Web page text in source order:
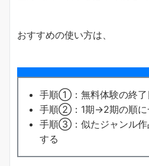
おすすめの使い方は、
手順①：無料体験の終了
手順②：1期→2期の順に
手順③：似たジャンル作
する